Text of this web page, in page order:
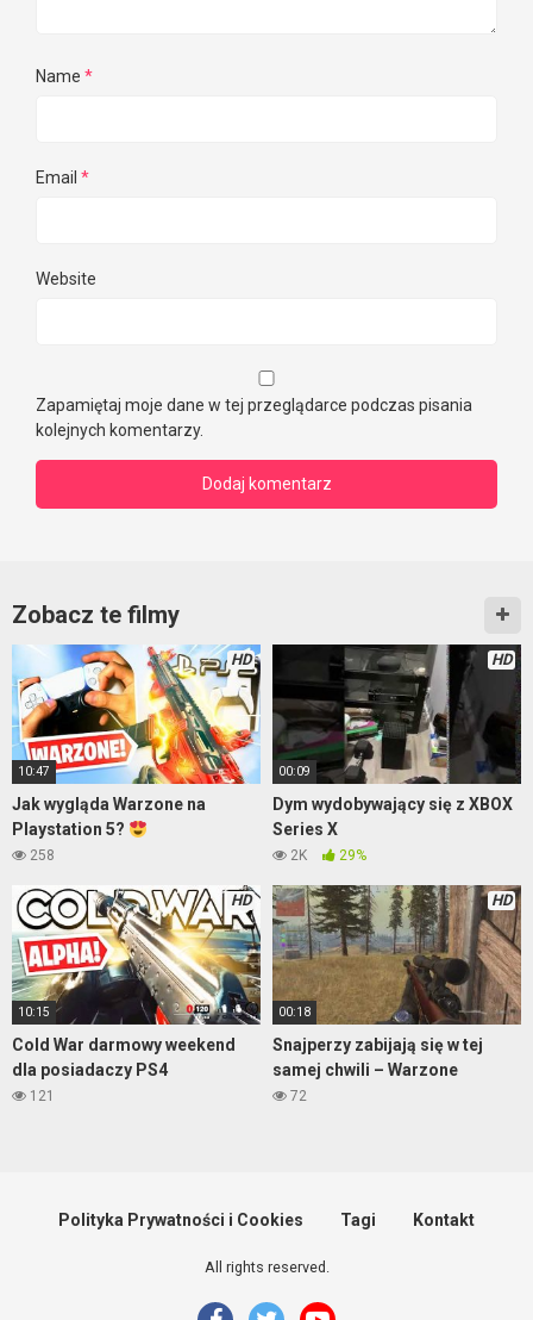
Name *
Email *
Website
Zapamiętaj moje dane w tej przeglądarce podczas pisania
kolejnych komentarzy.
Zobacz te filmy
HD
10:47
Jak wygląda Warzone na
Playstation 5?
258
HD
00:09
Dym wydobywający się z XBOX
Series X
2K 29%
HD
10:15
Cold War darmowy weekend
dla posiadaczy PS4
121
HD
00:18
Snajperzy zabijają się w tej
samej chwili – Warzone
72
Polityka Prywatności i Cookies Tagi Kontakt
All rights reserved.